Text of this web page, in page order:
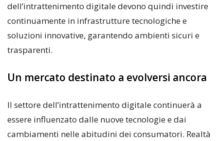
dell’intrattenimento digitale devono quindi investire
continuamente in infrastrutture tecnologiche e
soluzioni innovative, garantendo ambienti sicuri e
trasparenti.
Un mercato destinato a evolversi ancora
Il settore dell’intrattenimento digitale continuerà a
essere influenzato dalle nuove tecnologie e dai
cambiamenti nelle abitudini dei consumatori. Realtà